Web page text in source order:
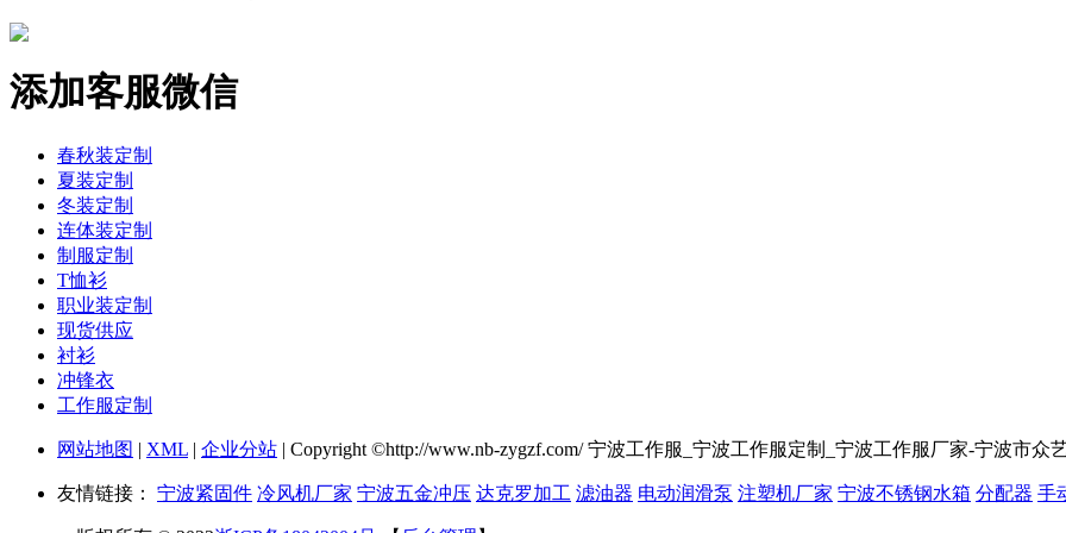
添加客服微信
春秋装定制
夏装定制
冬装定制
连体装定制
制服定制
T恤衫
职业装定制
现货供应
衬衫
冲锋衣
工作服定制
网站地图 | XML | 企业分站 | Copyright ©http://www.nb-zygzf.com/ 宁波工作服_宁波工作服定制_宁波工作服厂家-宁波市众
友情链接： 宁波紧固件 冷风机厂家 宁波五金冲压 达克罗加工 滤油器 电动润滑泵 注塑机厂家 宁波不锈钢水箱 分配器 手